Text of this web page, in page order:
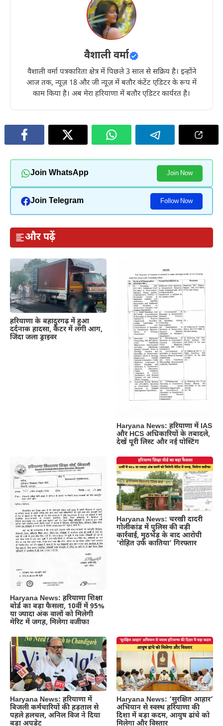
वैशाली वर्मा
वैशाली वर्मा पत्रकारिता क्षेत्र में पिछले 3 साल से सक्रिय है। इन्होंने
आज तक, न्यूज़ 18 और जी न्यूज़ में बतौर कंटेंट एडिटर के रूप में
काम किया है। अब मेरा हरियाणा में बतौर एडिटर कार्यरत है।
Join WhatsApp Join Now
Join Telegram Follow Now
और पढ़ें
हरियाणा के बहादुरगढ़ में हुआ
दर्दनाक हादसा, कैंटर में लगी आग,
जिंदा जला ड्राइवर
Haryana News: हरियाणा में IAS
और HCS अधिकारियों के तबादले,
देखें पूरी लिस्ट और नई पोस्टिंग
Haryana News: हरियाणा शिक्षा
बोर्ड का बड़ा फैसला, 10वीं में 95%
या ज्यादा अंक वालों को मिलेगी
मेरिट में जगह, मिलेगा वजीफा
Haryana News: चरखी दादरी
गोलीकांड में पुलिस की बड़ी
कार्रवाई, मुठभेड़ के बाद आरोपी
‘रोहित उर्फ कातिया’ गिरफ्तार
Haryana News: हरियाणा में
बिजली कर्मचारियों की हड़ताल से
पहले हलचल, अनिल विज ने दिया
बड़ा अपडेट
Haryana News: ‘सुरक्षित आहार’
अभियान से स्वस्थ हरियाणा की
दिशा में बड़ा कदम, आयुष ढांचे को
मिलेगा और विस्तार